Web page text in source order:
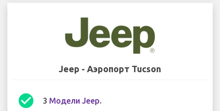
Jeep - Аэропорт Tucson
check_circle 3 Модели Jeep.